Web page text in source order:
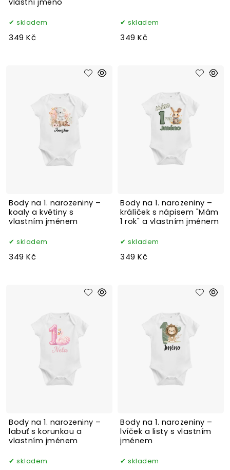
vlastní jméno
skladem
349 Kč
skladem
349 Kč
Body na 1. narozeniny –
koaly a květiny s
vlastním jménem
skladem
349 Kč
Body na 1. narozeniny –
králíček s nápisem "Mám
1 rok" a vlastním jménem
skladem
349 Kč
Body na 1. narozeniny –
labuť s korunkou a
vlastním jménem
skladem
Body na 1. narozeniny –
lvíček a listy s vlastním
jménem
skladem